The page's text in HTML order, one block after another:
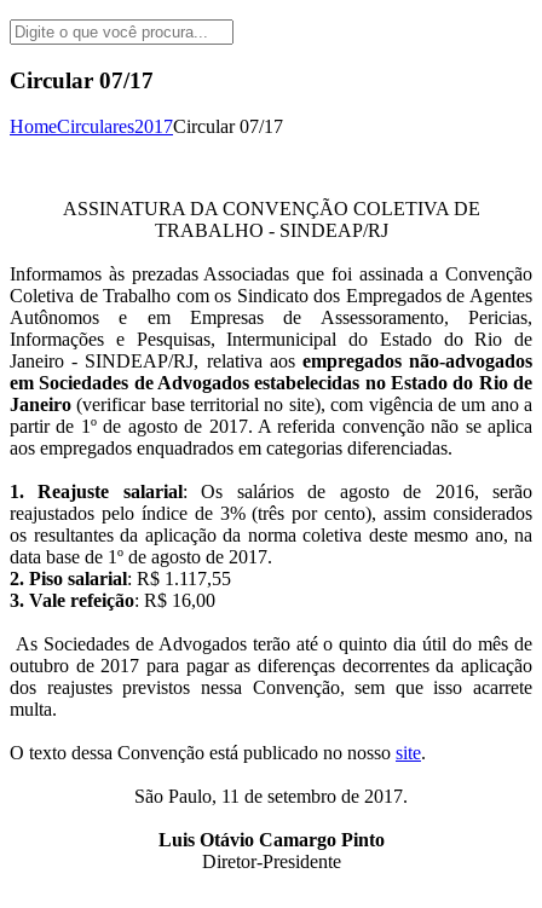
Circular 07/17
HomeCirculares2017Circular 07/17
ASSINATURA DA CONVENÇÃO COLETIVA DE
TRABALHO - SINDEAP/RJ
Informamos às prezadas Associadas que foi assinada a Convenção
Coletiva de Trabalho com os Sindicato dos Empregados de Agentes
Autônomos e em Empresas de Assessoramento, Pericias,
Informações e Pesquisas, Intermunicipal do Estado do Rio de
Janeiro - SINDEAP/RJ, relativa aos empregados não-advogados
em Sociedades de Advogados estabelecidas no Estado do Rio de
Janeiro (verificar base territorial no site), com vigência de um ano a
partir de 1º de agosto de 2017. A referida convenção não se aplica
aos empregados enquadrados em categorias diferenciadas.
1. Reajuste salarial: Os salários de agosto de 2016, serão
reajustados pelo índice de 3% (três por cento), assim considerados
os resultantes da aplicação da norma coletiva deste mesmo ano, na
data base de 1º de agosto de 2017.
2. Piso salarial: R$ 1.117,55
3. Vale refeição: R$ 16,00
As Sociedades de Advogados terão até o quinto dia útil do mês de
outubro de 2017 para pagar as diferenças decorrentes da aplicação
dos reajustes previstos nessa Convenção, sem que isso acarrete
multa.
O texto dessa Convenção está publicado no nosso site.
São Paulo, 11 de setembro de 2017.
Luis Otávio Camargo Pinto
Diretor-Presidente